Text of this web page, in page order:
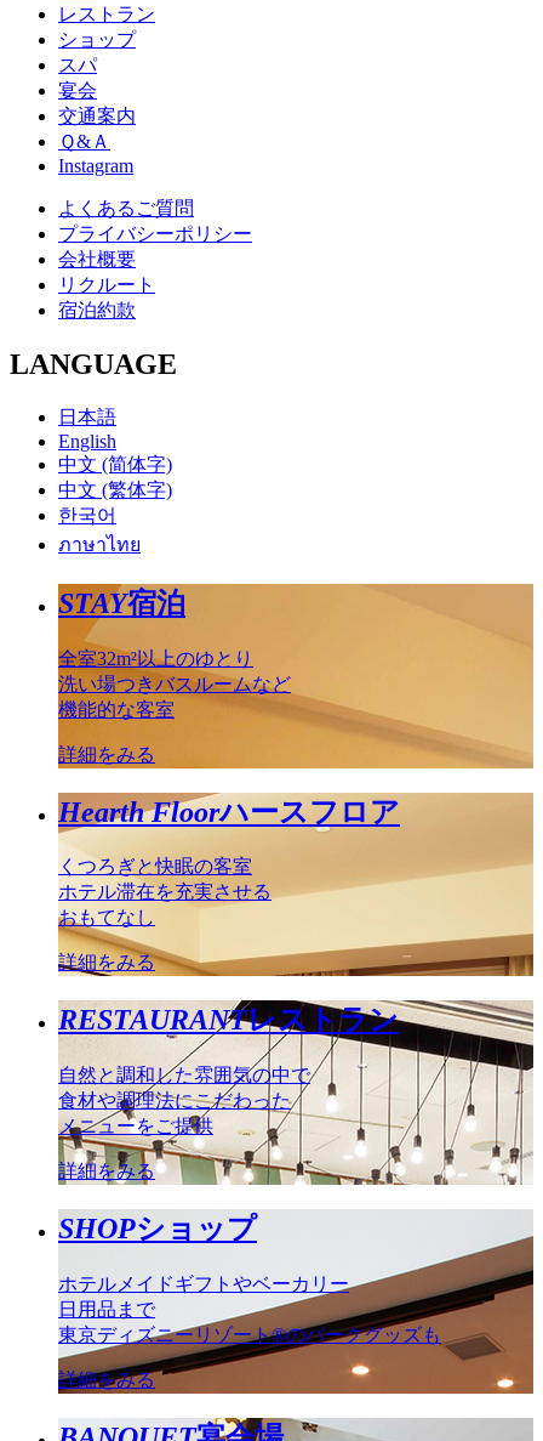
レストラン
ショップ
スパ
宴会
交通案内
Ｑ&Ａ
Instagram
よくあるご質問
プライバシーポリシー
会社概要
リクルート
宿泊約款
LANGUAGE
日本語
English
中文 (简体字)
中文 (繁体字)
한국어
ภาษาไทย
STAY宿泊
全室32m²以上のゆとり
洗い場つきバスルームなど
機能的な客室
詳細をみる
Hearth Floorハースフロア
くつろぎと快眠の客室
ホテル滞在を充実させる
おもてなし
詳細をみる
RESTAURANTレストラン
自然と調和した雰囲気の中で
食材や調理法にこだわった
メニューをご提供
詳細をみる
SHOPショップ
ホテルメイドギフトやベーカリー
日用品まで
東京ディズニーリゾート®のパークグッズも
詳細をみる